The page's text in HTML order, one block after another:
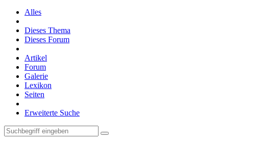
Alles
Dieses Thema
Dieses Forum
Artikel
Forum
Galerie
Lexikon
Seiten
Erweiterte Suche